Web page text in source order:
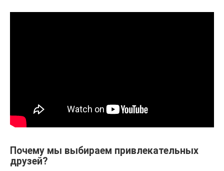
Почему мы выбираем привлекательных
друзей?